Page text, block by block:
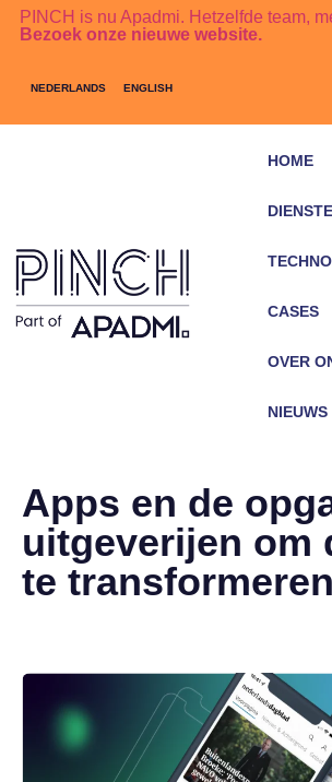
PINCH is nu Apadmi. Hetzelfde team,
Bezoek onze nieuwe website.
NEDERLANDS ENGLISH
HOME
CASES
OVER
NIEUWS
Apps en de
uitgeverijen om
te transformeren